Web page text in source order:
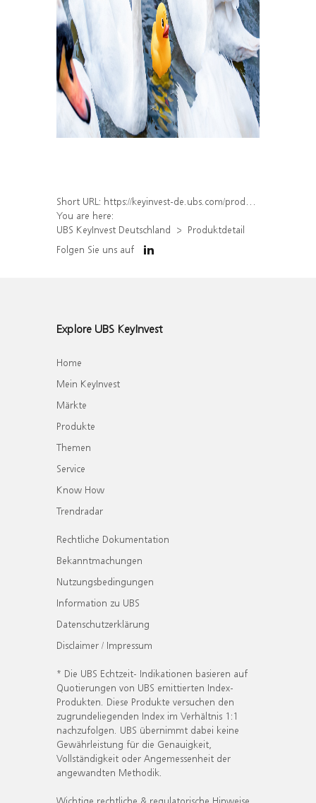
Short URL: https://keyinvest-de.ubs.com/produkt/detail/index/isin/DE000WA0YZM3
You are here:
UBS KeyInvest Deutschland
Produktdetail
Folgen Sie uns auf
Explore UBS KeyInvest
Home
Mein KeyInvest
Märkte
Produkte
Themen
Service
Know How
Trendradar
Rechtliche Dokumentation
Bekanntmachungen
Nutzungsbedingungen
Information zu UBS
Datenschutzerklärung
Disclaimer / Impressum
* Die UBS Echtzeit- Indikationen basieren auf
Quotierungen von UBS emittierten Index-
Produkten. Diese Produkte versuchen den
zugrundeliegenden Index im Verhältnis 1:1
nachzufolgen. UBS übernimmt dabei keine
Gewährleistung für die Genauigkeit,
Vollständigkeit oder Angemessenheit der
angewandten Methodik.